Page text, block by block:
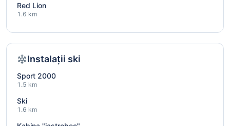
Red Lion
1.6 km
Instalații ski
Sport 2000
1.5 km
Ski
1.6 km